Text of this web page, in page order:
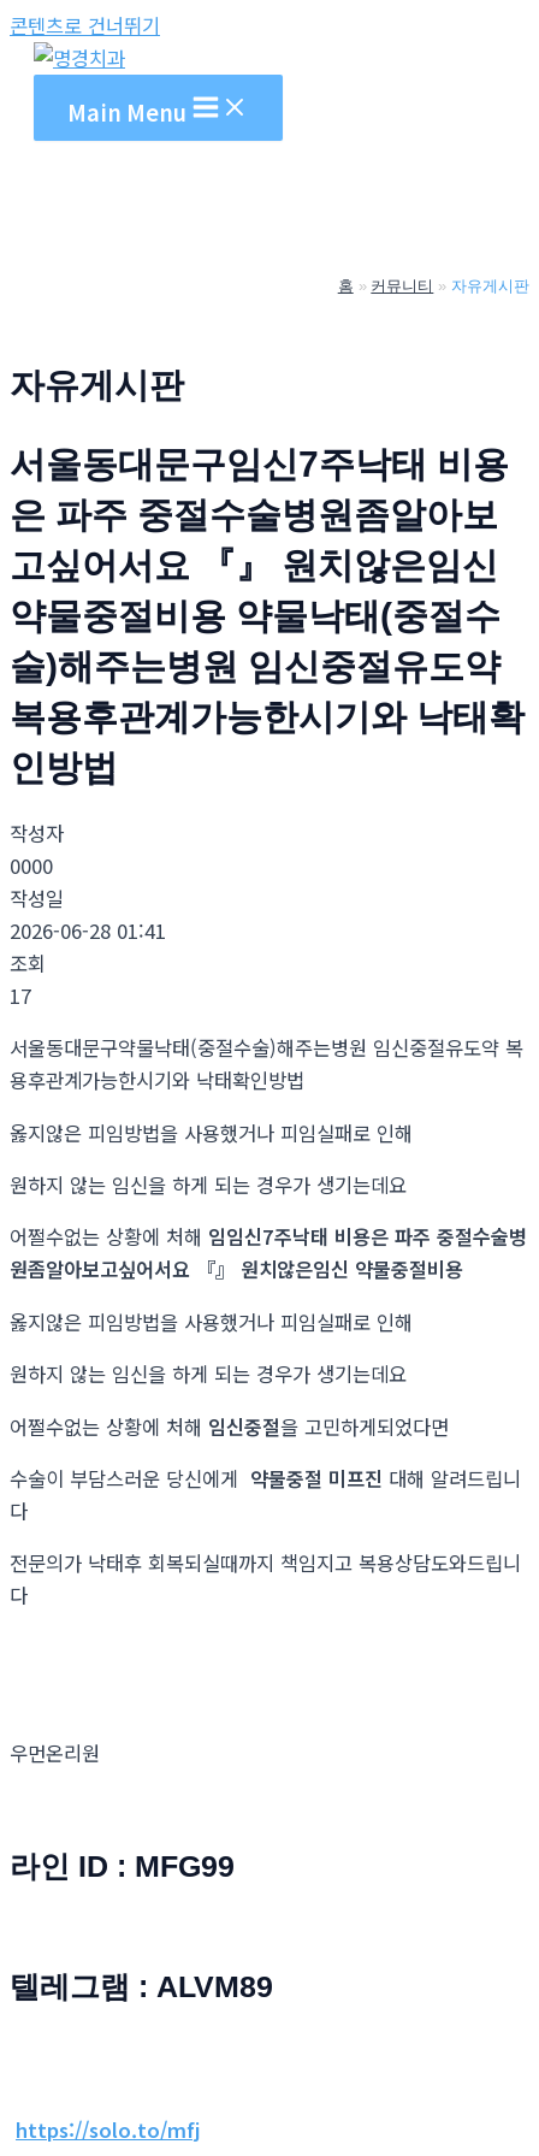
콘텐츠로 건너뛰기
Main Menu
홈 커뮤니티 자유게시판
자유게시판
서울동대문구임신7주낙태 비용
은 파주 중절수술병원좀알아보
고싶어서요 『』 원치않은임신
약물중절비용 약물낙태(중절수
술)해주는병원 임신중절유도약
복용후관계가능한시기와 낙태확
인방법
작성자
0000
작성일
2026-06-28 01:41
조회
17
서울동대문구약물낙태(중절수술)해주는병원 임신중절유도약 복
용후관계가능한시기와 낙태확인방법
옳지않은 피임방법을 사용했거나 피임실패로 인해
원하지 않는 임신을 하게 되는 경우가 생기는데요
어쩔수없는 상황에 처해 임임신7주낙태 비용은 파주 중절수술병
원좀알아보고싶어서요 『』 원치않은임신 약물중절비용
옳지않은 피임방법을 사용했거나 피임실패로 인해
원하지 않는 임신을 하게 되는 경우가 생기는데요
어쩔수없는 상황에 처해 임신중절을 고민하게되었다면
수술이 부담스러운 당신에게 약물중절 미프진 대해 알려드립니
다
전문의가 낙태후 회복되실때까지 책임지고 복용상담도와드립니
다
우먼온리원
라인 ID : MFG99
텔레그램 : ALVM89
https://solo.to/mfj